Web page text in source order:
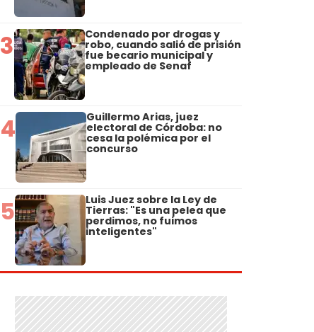
3 Condenado por drogas y
robo, cuando salió de prisión
fue becario municipal y
empleado de Senaf
4 Guillermo Arias, juez
electoral de Córdoba: no
cesa la polémica por el
concurso
5 Luis Juez sobre la Ley de
Tierras: "Es una pelea que
perdimos, no fuimos
inteligentes"